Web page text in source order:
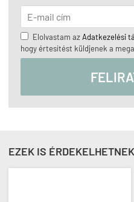
Elolvastam azAdatkezelési
hogy értesítést küldjenek a
EZEK IS